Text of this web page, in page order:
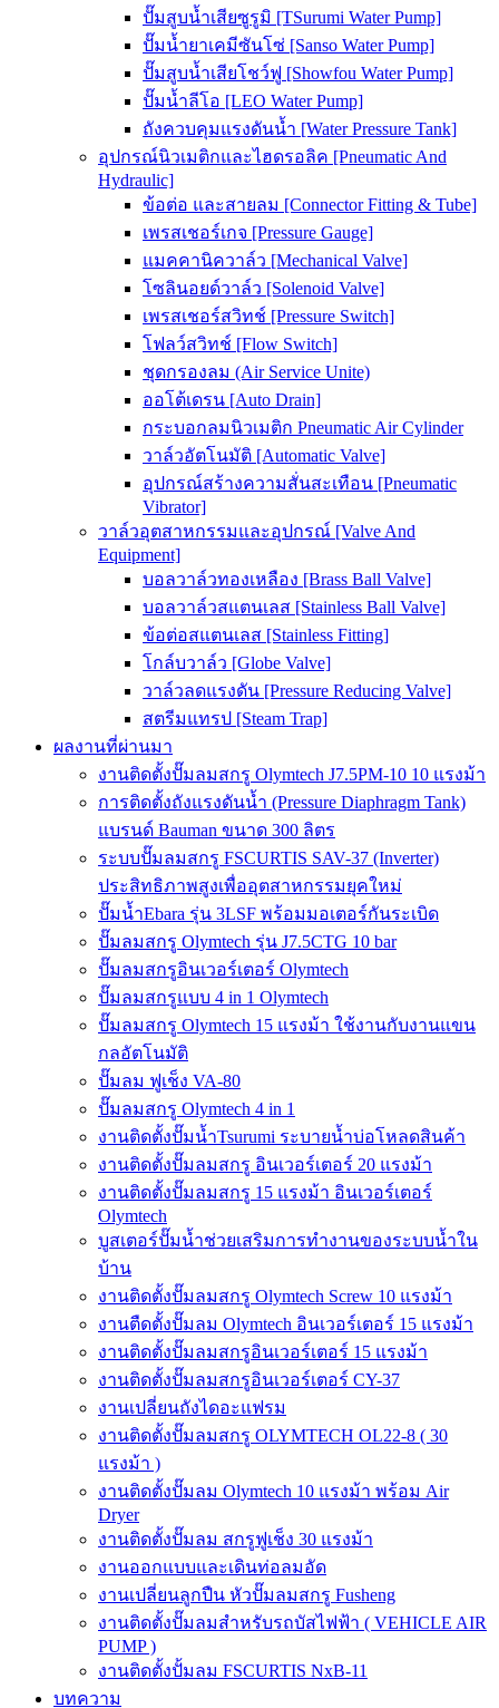
ปั๊มสูบน้ำเสียซูรูมิ [TSurumi Water Pump]
ปั๊มน้ำยาเคมีซันโซ่ [Sanso Water Pump]
ปั๊มสูบน้ำเสียโชว์ฟู [Showfou Water Pump]
ปั๊มน้ำลีโอ [LEO Water Pump]
ถังควบคุมแรงดันน้ำ [Water Pressure Tank]
อุปกรณ์นิวเมติกและไฮดรอลิค [Pneumatic And
Hydraulic]
ข้อต่อ และสายลม [Connector Fitting & Tube]
เพรสเชอร์เกจ [Pressure Gauge]
แมคคานิควาล์ว [Mechanical Valve]
โซลินอยด์วาล์ว [Solenoid Valve]
เพรสเชอร์สวิทช์ [Pressure Switch]
โฟลว์สวิทช์ [Flow Switch]
ชุดกรองลม (Air Service Unite)
ออโต้เดรน [Auto Drain]
กระบอกลมนิวเมติก Pneumatic Air Cylinder
วาล์วอัตโนมัติ [Automatic Valve]
อุปกรณ์สร้างความสั่นสะเทือน [Pneumatic
Vibrator]
วาล์วอุตสาหกรรมและอุปกรณ์ [Valve And
Equipment]
บอลวาล์วทองเหลือง [Brass Ball Valve]
บอลวาล์วสแตนเลส [Stainless Ball Valve]
ข้อต่อสแตนเลส [Stainless Fitting]
โกล์บวาล์ว [Globe Valve]
วาล์วลดแรงดัน [Pressure Reducing Valve]
สตรีมแทรป [Steam Trap]
ผลงานที่ผ่านมา
งานติดตั้งปั๊มลมสกรู Olymtech J7.5PM-10 10 แรงม้า
การติดตั้งถังแรงดันน้ำ (Pressure Diaphragm Tank)
แบรนด์ Bauman ขนาด 300 ลิตร
ระบบปั๊มลมสกรู FSCURTIS SAV-37 (Inverter)
ประสิทธิภาพสูงเพื่ออุตสาหกรรมยุคใหม่
ปั๊มน้ำEbara รุ่น 3LSF พร้อมมอเตอร์กันระเบิด
ปั๊มลมสกรู Olymtech รุ่น J7.5CTG 10 bar
ปั๊มลมสกรูอินเวอร์เตอร์ Olymtech
ปั๊มลมสกรูแบบ 4 in 1 Olymtech
ปั๊มลมสกรู Olymtech 15 แรงม้า ใช้งานกับงานแขน
กลอัตโนมัติ
ปั๊มลม ฟูเช็ง VA-80
ปั๊มลมสกรู Olymtech 4 in 1
งานติดตั้งปั๊มน้ำTsurumi ระบายน้ำบ่อโหลดสินค้า
งานติดตั้งปั๊มลมสกรู อินเวอร์เตอร์ 20 แรงม้า
งานติดตั้งปั๊มลมสกรู 15 แรงม้า อินเวอร์เตอร์
Olymtech
บูสเตอร์ปั๊มน้ำช่วยเสริมการทำงานของระบบน้ำใน
บ้าน
งานติดตั้งปั๊มลมสกรู Olymtech Screw 10 แรงม้า
งานตืดตั้งปั๊มลม Olymtech อินเวอร์เตอร์ 15 แรงม้า
งานติดตั้งปั๊มลมสกรูอินเวอร์เตอร์ 15 แรงม้า
งานติดตั้งปั๊มลมสกรูอินเวอร์เตอร์ CY-37
งานเปลี่ยนถังไดอะแฟรม
งานติดตั้งปั๊มลมสกรู OLYMTECH OL22-8 ( 30
แรงม้า )
งานติดตั้งปั๊มลม Olymtech 10 แรงม้า พร้อม Air
Dryer
งานติดตั้งปั๊มลม สกรูฟูเช็ง 30 แรงม้า
งานออกแบบและเดินท่อลมอัด
งานเปลี่ยนลูกปืน หัวปั๊มลมสกรู Fusheng
งานติดตั้งปั๊มลมสำหรับรถบัสไฟฟ้า ( VEHICLE AIR
PUMP )
งานติดตั้งปั้มลม FSCURTIS NxB-11
บทความ